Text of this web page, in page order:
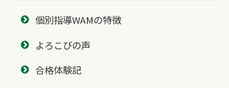
個別指導WAMの特徴
よろこびの声
合格体験記